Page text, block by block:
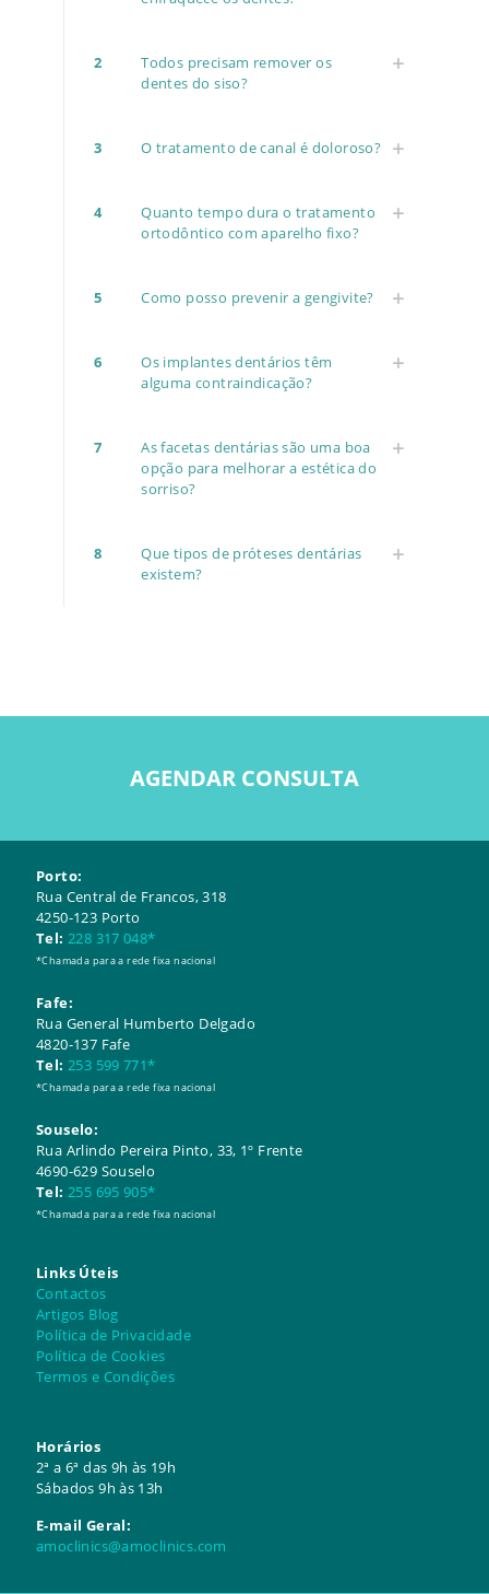
2
Todos precisam remover os
dentes do siso?
3 O tratamento de canal é doloroso?
4
Quanto tempo dura o tratamento
ortodôntico com aparelho fixo?
5 Como posso prevenir a gengivite?
6
Os implantes dentários têm
alguma contraindicação?
7
As facetas dentárias são uma boa
opção para melhorar a estética do
sorriso?
8
Que tipos de próteses dentárias
existem?
AGENDAR CONSULTA
Porto:
Rua Central de Francos, 318
4250-123 Porto
Tel: 228 317 048*
*Chamada para a rede fixa nacional
Fafe:
Rua General Humberto Delgado
4820-137 Fafe
Tel: 253 599 771*
*Chamada para a rede fixa nacional
Souselo:
​​Rua Arlindo Pereira Pinto, 33, 1º Frente
4690-629 Souselo
Tel: 255 695 905*
*Chamada para a rede fixa nacional
Links Úteis
Contactos
Artigos Blog
Política de Privacidade
Política de Cookies
Termos e Condições
Horários
2ª a 6ª das 9h às 19h
Sábados 9h às 13h
E-mail Geral:
amoclinics@amoclinics.com